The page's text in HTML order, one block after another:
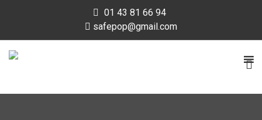
01 43 81 66 94
safepop@gmail.com